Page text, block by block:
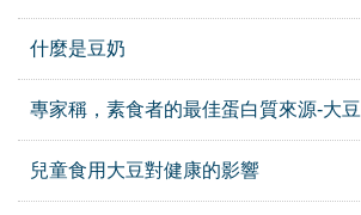
什麼是豆奶
專家稱，素食者的最佳蛋白質來源-大豆
兒童食用大豆對健康的影響